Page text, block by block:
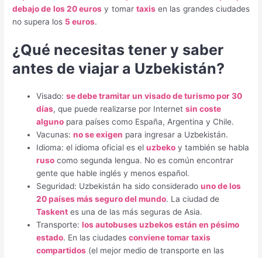
debajo de los 20 euros y tomar taxisen las grandes ciudades
no supera los 5 euros.
¿Qué necesitas tener y saber
antes de viajar a Uzbekistán?
Visado:se debe tramitar un visado de turismo por 30
días, que puede realizarse por Internetsin coste
alguno para países como España, Argentina y Chile.
Vacunas:no se exigen para ingresar a Uzbekistán.
Idioma: el idioma oficial es eluzbeko y también se habla
ruso como segunda lengua. No es común encontrar
gente que hable inglés y menos español.
Seguridad: Uzbekistán ha sido consideradouno de los
20 países más seguro del mundo. La ciudad de
Taskent es una de las más seguras de Asia.
Transporte:los autobuses uzbekos están en pésimo
estado. En las ciudadesconviene tomar taxis
compartidos (el mejor medio de transporte en las